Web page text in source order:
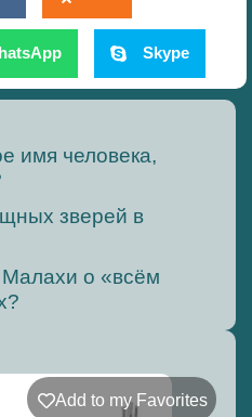
Skype
имя человека,
зверей в
о «всём
Add to my Favorites